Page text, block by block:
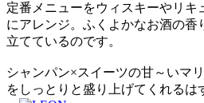
定番メニューをウィスキーやリキ
にアレンジ。ふくよかなお酒の香
立てているのです。
シャンパン×スイーツの甘～いマ
をしっとりと盛り上げてくれるは